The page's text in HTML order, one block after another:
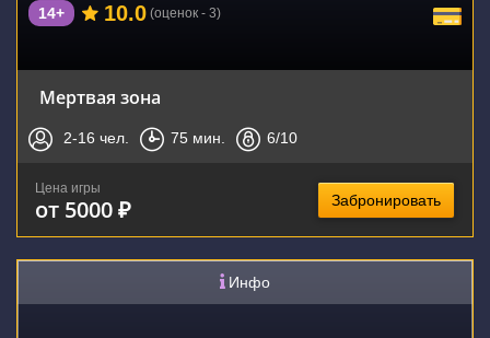
14+ 10.0 (оценок - 3)
Мертвая зона
2-16 чел. 75 мин. 6/10
Цена игры
от 5000 ₽ Забронировать
Инфо